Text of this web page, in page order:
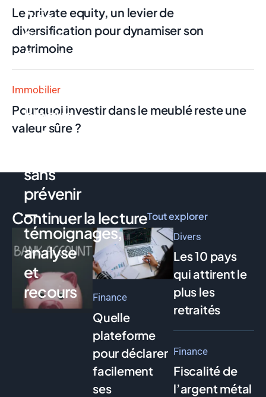
Le private equity, un levier de
diversification pour dynamiser son
patrimoine
Immobilier
Pourquoi investir dans le meublé reste une
valeur sûre ?
Continuer la lectureTout explorer
Avis
Swan
Pro : la
néobanque
qui
bloque
votre
sans
prévenir
—
témoignages,
analyse
et
recours
Finance
Quelle
plateforme
pour déclarer
facilement
ses
Divers
Les 10 pays
qui attirent le
plus les
retraités
Finance
Fiscalité de
l’argent métal